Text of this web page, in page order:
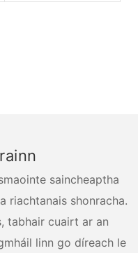
saincheaptha
riachtanais shonracha.
tabhair cuairt ar an
linn go díreach le